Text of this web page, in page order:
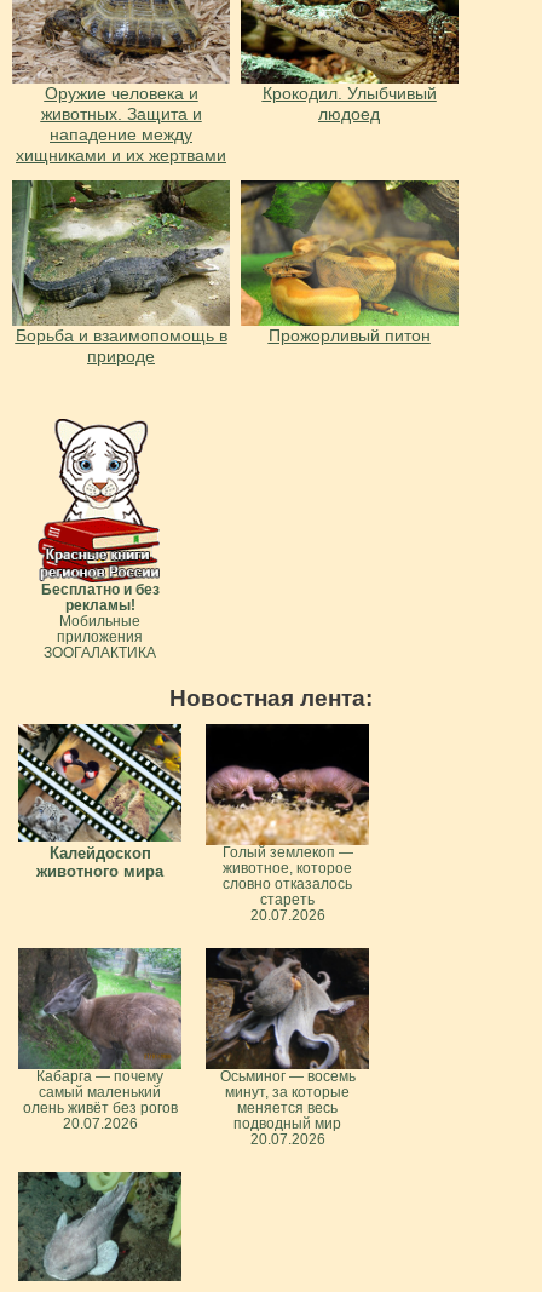
Оружие человека и
животных. Защита и
нападение между
хищниками и их жертвами
Крокодил. Улыбчивый
людоед
Борьба и взаимопомощь в
природе
Прожорливый питон
Бесплатно и без
рекламы!
Мобильные
приложения
ЗООГАЛАКТИКА
Новостная лента:
Калейдоскоп
животного мира
Голый землекоп —
животное, которое
словно отказалось
стареть
20.07.2026
Кабарга — почему
самый маленький
олень живёт без рогов
20.07.2026
Осьминог — восемь
минут, за которые
меняется весь
подводный мир
20.07.2026